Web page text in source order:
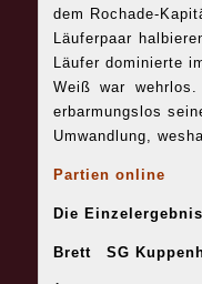
dem Rochade-
Läuferpaar
Läufer dominierte
Weiß war
erbarmungslos
Umwandlung,
Partien online
Die
Brett SG